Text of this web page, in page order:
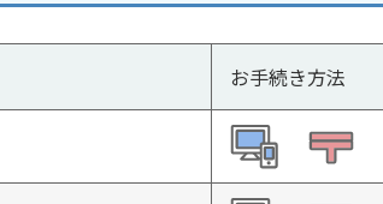
お手続き方法